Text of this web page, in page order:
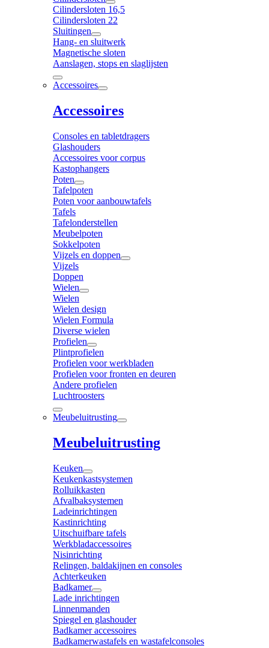
Cilindersloten 16,5
Cilindersloten 22
Sluitingen
Hang- en sluitwerk
Magnetische sloten
Aanslagen, stops en slaglijsten
Accessoires
Accessoires
Consoles en tabletdragers
Glashouders
Accessoires voor corpus
Kastophangers
Poten
Tafelpoten
Poten voor aanbouwtafels
Tafels
Tafelonderstellen
Meubelpoten
Sokkelpoten
Vijzels en doppen
Vijzels
Doppen
Wielen
Wielen
Wielen design
Wielen Formula
Diverse wielen
Profielen
Plintprofielen
Profielen voor werkbladen
Profielen voor fronten en deuren
Andere profielen
Luchtroosters
Meubeluitrusting
Meubeluitrusting
Keuken
Keukenkastsystemen
Rolluikkasten
Afvalbaksystemen
Ladeinrichtingen
Kastinrichting
Uitschuifbare tafels
Werkbladaccessoires
Nisinrichting
Relingen, baldakijnen en consoles
Achterkeuken
Badkamer
Lade inrichtingen
Linnenmanden
Spiegel en glashouder
Badkamer accessoires
Badkamerwastafels en wastafelconsoles